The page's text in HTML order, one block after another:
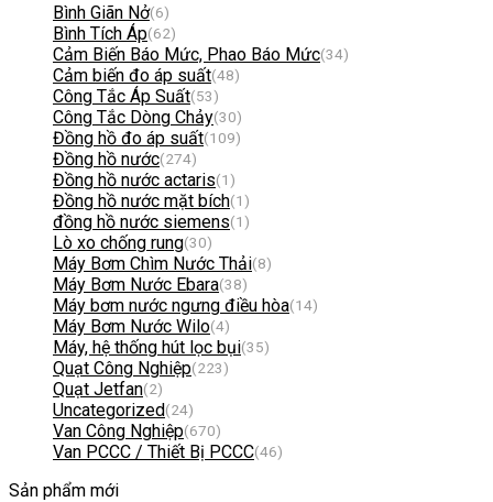
Bình Giãn Nở(6)
Bình Tích Áp(62)
Cảm Biến Báo Mức, Phao Báo Mức(34)
Cảm biến đo áp suất(48)
Công Tắc Áp Suất(53)
Công Tắc Dòng Chảy(30)
Đồng hồ đo áp suất(109)
Đồng hồ nước(274)
Đồng hồ nước actaris(1)
Đồng hồ nước mặt bích(1)
đồng hồ nước siemens(1)
Lò xo chống rung(30)
Máy Bơm Chìm Nước Thải(8)
Máy Bơm Nước Ebara(38)
Máy bơm nước ngưng điều hòa(14)
Máy Bơm Nước Wilo(4)
Máy, hệ thống hút lọc bụi(35)
Quạt Công Nghiệp(223)
Quạt Jetfan(2)
Uncategorized(24)
Van Công Nghiệp(670)
Van PCCC / Thiết Bị PCCC(46)
Sản phẩm mới